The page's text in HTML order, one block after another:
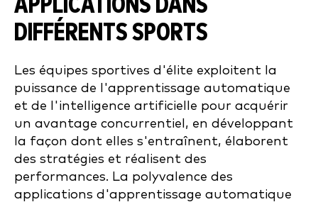
APPLICATIONS DANS
DIFFÉRENTS SPORTS
Les équipes sportives d'élite exploitent la
puissance de l'apprentissage automatique
et de l'intelligence artificielle pour acquérir
un avantage concurrentiel, en développant
la façon dont elles s'entraînent, élaborent
des stratégies et réalisent des
performances. La polyvalence des
applications d'apprentissage automatique